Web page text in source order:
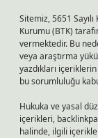
Sitemiz, 5651
Kurumu (BTK)
vermektedir. Bu
veya araştırma
yazdıkları
bu sorumluluğu
Hukuka ve yasal
içerikleri,
halinde, ilgili